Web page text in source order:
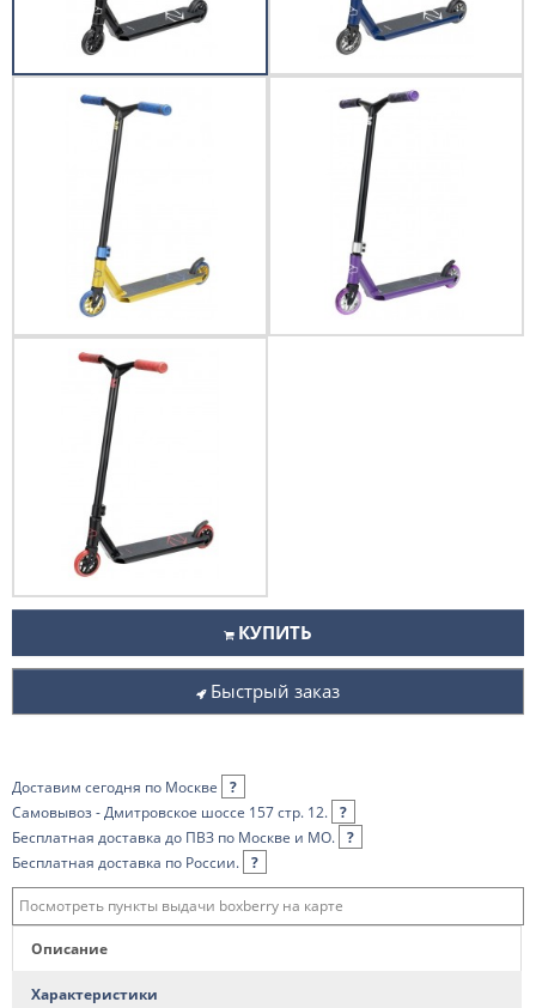
КУПИТЬ
Быстрый заказ
Доставим сегодня по Москве
?
Самовывоз - Дмитровское шоссе 157 стр. 12. ?
Бесплатная доставка до ПВЗ по Москве и МО. ?
Бесплатная доставка по России. ?
Посмотреть пункты выдачи boxberry на карте
Описание
Характеристики